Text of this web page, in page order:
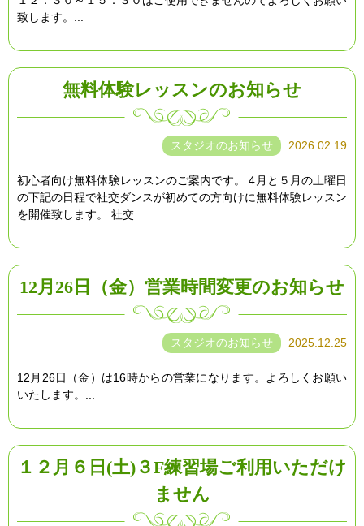
致します。...
無料体験レッスンのお知らせ
スタジオのお知らせ 2026.02.19
初心者向け無料体験レッスンのご案内です。 4月と５月の土曜日
の下記の日程で社交ダンスが初めての方向けに無料体験レッスン
を開催致します。 社交...
12月26日（金）営業時間変更のお知らせ
スタジオのお知らせ 2025.12.25
12月26日（金）は16時からの営業になります。よろしくお願い
いたします。...
１２月６日(土)３F練習場ご利用いただけ
ません